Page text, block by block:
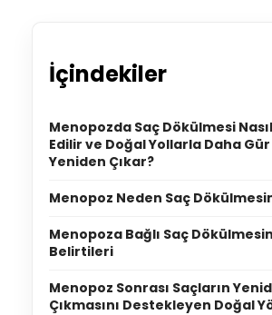
İçindekiler
Menopozda Saç Dökülmesi
Edilir ve Doğal Yollarla Daha Gür
Yeniden Çıkar?
Menopoz Neden Saç
Menopoza Bağlı Saç
Belirtileri
Menopoz Sonrası Saçların
Çıkmasını Destekleyen Doğal